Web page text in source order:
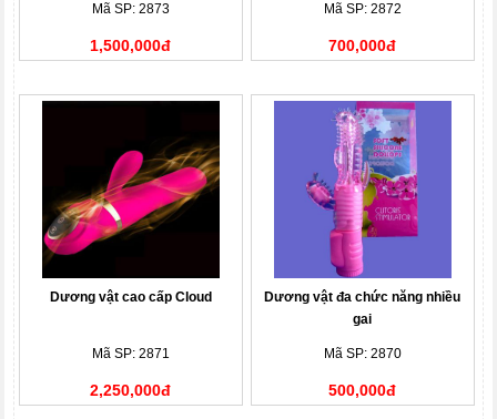
Mã SP: 2873
1,500,000đ
Mã SP: 2872
700,000đ
Dương vật cao cấp Cloud
Mã SP: 2871
2,250,000đ
Dương vật đa chức năng nhiều
gai
Mã SP: 2870
500,000đ